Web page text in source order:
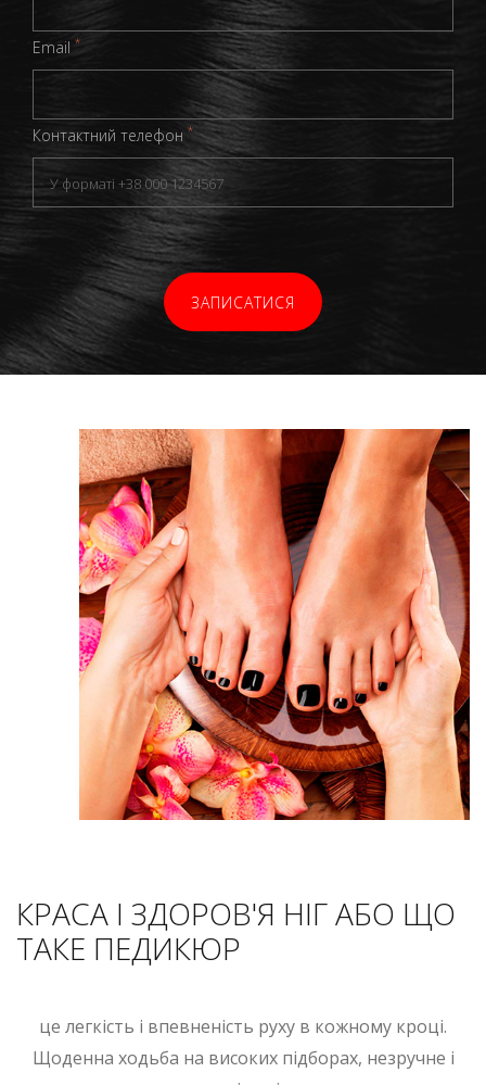
Email *
Контактний телефон *
ЗАПИСАТИСЯ
КРАСА І ЗДОРОВ'Я НІГ АБО ЩО
ТАКЕ ПЕДИКЮР
це легкість і впевненість руху в кожному кроці.
Щоденна ходьба на високих підборах, незручне і